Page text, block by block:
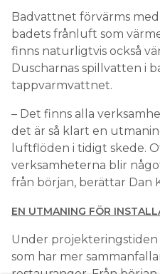
Badvattnet förvärms
badets frånluft som
finns naturligtvis också
Duscharnas spillvatten i
tappvarmvattnet.
– Det finns alla
det är så klart en
luftflöden i tidigt skede.
verksamheterna blir
från början, berättar Dan
EN UTMANING FÖR
Under
som har mer